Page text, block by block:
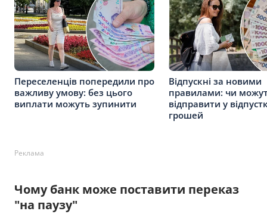
Переселенців попередили про
важливу умову: без цього
виплати можуть зупинити
Відпускні за новими
правилами: чи
відправити у
грошей
Реклама
Чому банк може поставити переказ
"на паузу"